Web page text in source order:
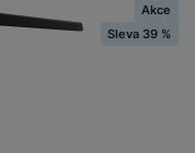
Akce
Sleva 39 %